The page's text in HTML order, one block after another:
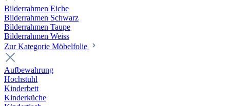
Bilderrahmen Eiche
Bilderrahmen Schwarz
Bilderrahmen Taupe
Bilderrahmen Weiss
Zur Kategorie Möbelfolie
Aufbewahrung
Hochstuhl
Kinderbett
Kinderküche